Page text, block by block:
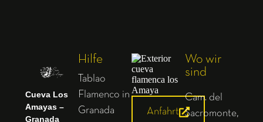
Cueva Los
Amayas –
Granada
Hilfe
Tablao
Flamenco in
Granada
Anfahrt
Wo wir
sind
Cam. del
Sacromonte,